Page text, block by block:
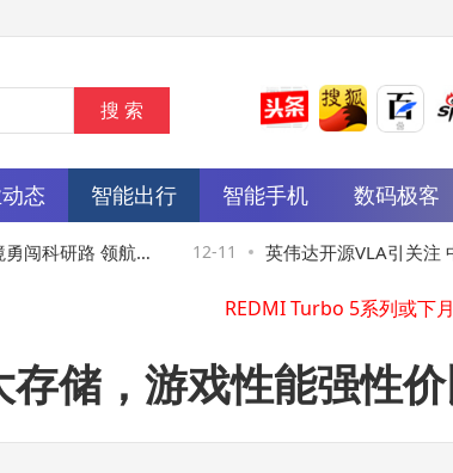
态 智能出行 智能手机 数码极客
科研路 领航国 12-11 英伟达开源VLA引关注 中
慌张但需加速前行
储，游戏性能强性